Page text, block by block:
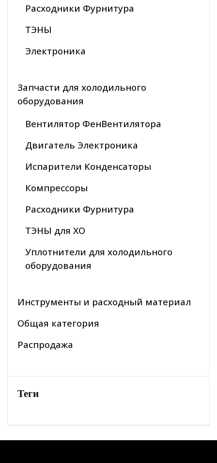
Расходники Фурнитура
ТЭНЫ
Электроника
Запчасти для холодильного
оборудования
Вентилятор ФенВентилятора
Двигатель Электроника
Испарители Конденсаторы
Компрессоры
Расходники Фурнитура
ТЭНЫ для ХО
Уплотнители для холодильного
оборудования
Инструменты и расходный материал
Общая категория
Распродажа
Теги